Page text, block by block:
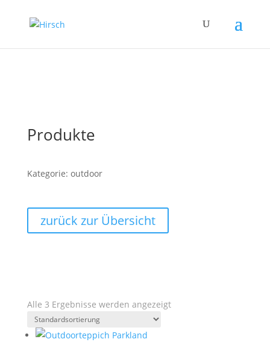
Produkte
Kategorie: outdoor
zurück zur Übersicht
Alle 3 Ergebnisse werden angezeigt